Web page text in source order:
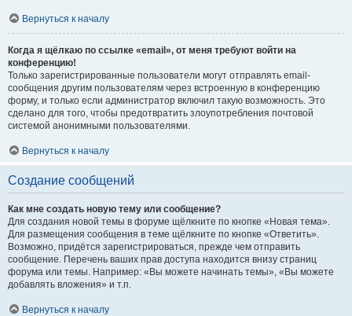
Вернуться к началу
Когда я щёлкаю по ссылке «email», от меня требуют войти на
конференцию!
Только зарегистрированные пользователи могут отправлять email-
сообщения другим пользователям через встроенную в конференцию
форму, и только если администратор включил такую возможность. Это
сделано для того, чтобы предотвратить злоупотребления почтовой
системой анонимными пользователями.
Вернуться к началу
Создание сообщений
Как мне создать новую тему или сообщение?
Для создания новой темы в форуме щёлкните по кнопке «Новая тема».
Для размещения сообщения в теме щёлкните по кнопке «Ответить».
Возможно, придётся зарегистрироваться, прежде чем отправить
сообщение. Перечень ваших прав доступа находится внизу страниц
форума или темы. Например: «Вы можете начинать темы», «Вы можете
добавлять вложения» и т.п.
Вернуться к началу